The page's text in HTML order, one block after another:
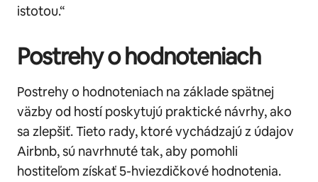
istotou.“
Postrehy o hodnoteniach
Postrehy o hodnoteniach na základe spätnej
väzby od hostí poskytujú praktické návrhy, ako
sa zlepšiť. Tieto rady, ktoré vychádzajú z údajov
Airbnb, sú navrhnuté tak, aby pomohli
hostiteľom získať 5-hviezdičkové hodnotenia.